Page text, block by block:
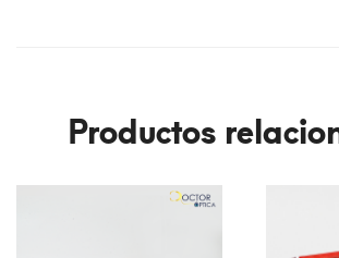
Productos